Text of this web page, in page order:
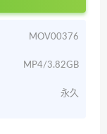
MOV00376
MP4/3.82GB
永久